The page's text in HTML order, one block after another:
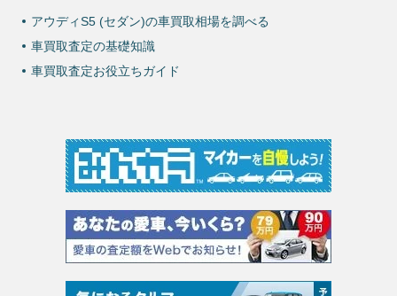
アウディS5 (セダン)の車買取相場を調べる
車買取査定の基礎知識
車買取査定お役立ちガイド